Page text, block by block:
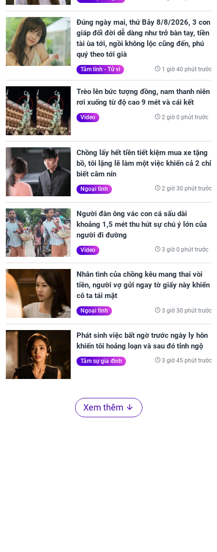
Đúng ngày mai, thứ Bảy 8/8/2026, 3 con
giáp đổi đời dễ dàng như trở bàn tay, tiền
tài ùa tới, ngồi không lộc cũng đến, phú
quý theo tới già
Tâm linh - Tử vi 1 giờ 40 phút trước
Trèo lên bức tượng đồng, nam thanh niên
rơi xuống từ độ cao 9 mét và cái kết
Video 2 giờ 0 phút trước
Chồng lấy hết tiền tiết kiệm mua xe tặng
bồ, tôi lặng lẽ làm một việc khiến cả 2 chỉ
biết câm nín
Ngoại tình 2 giờ 30 phút trước
Người đàn ông vác con cá sấu dài
khoảng 1,5 mét thu hút sự chú ý lớn của
người đi đường
Video 3 giờ 0 phút trước
Nhân tình của chồng kêu mang thai vòi
tiền, người vợ gửi ngay tờ giấy này khiến
cô ta tái mặt
Ngoại tình 3 giờ 30 phút trước
Phát sinh việc bất ngờ trước ngày ly hôn
khiến tôi hoảng loạn và sau đó tỉnh ngộ
Tâm sự gia đình 3 giờ 45 phút trước
Xem thêm